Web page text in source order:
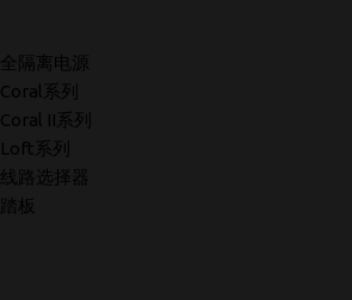
全隔离电源
Coral系列
Coral II系列
Loft系列
线路选择器
踏板